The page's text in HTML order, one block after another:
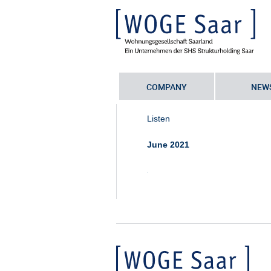
COMPANY
Sie befinden sich hier: Startseite •
Listen
June 2021